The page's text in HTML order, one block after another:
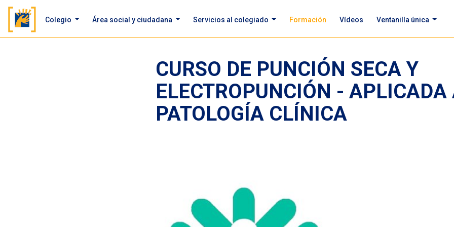
Colegio Área social y ciudadana Servicios al colegiado Formación Vídeos Ventanilla única
CURSO DE PUNCIÓN SECA Y
ELECTROPUNCIÓN - APLICADA
PATOLOGÍA CLÍNICA